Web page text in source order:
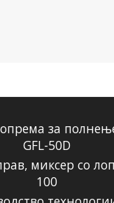
за
GFL-50D
миксер со
100